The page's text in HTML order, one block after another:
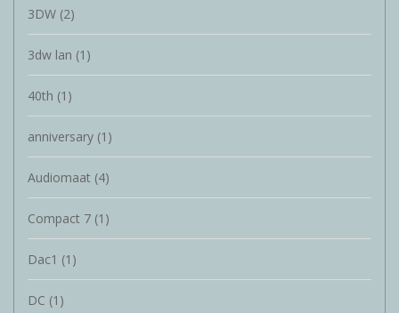
3DW (2)
3dw lan (1)
40th (1)
anniversary (1)
Audiomaat (4)
Compact 7 (1)
Dac1 (1)
DC (1)